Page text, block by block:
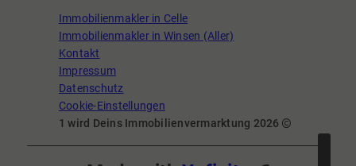
Immobilienmakler in Celle
Immobilienmakler in Winsen (Aller)
Kontakt
Impressum
Datenschutz
Cookie-Einstellungen
1 wird Deins Immobilienvermarktung 2026